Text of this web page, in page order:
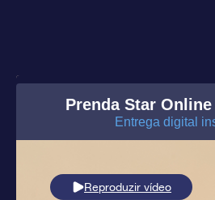
Prenda Star
Entrega digital
Reproduzir vídeo